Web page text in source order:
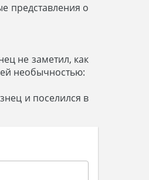
представления о
не заметил, как
необычностью:
и поселился в